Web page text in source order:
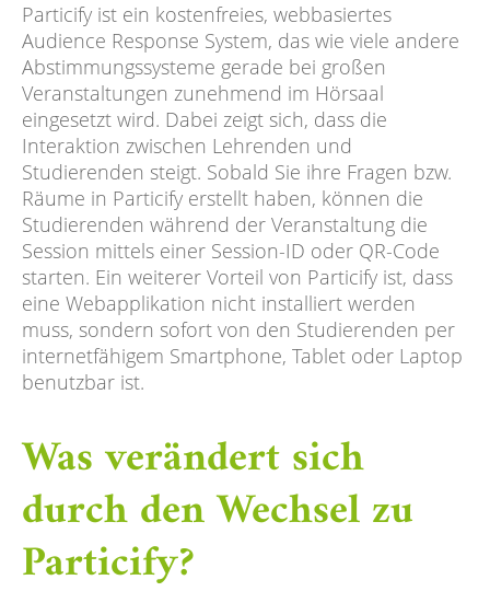
Particify ist ein kostenfreies, webbasiertes
Audience Response System, das wie viele andere
Abstimmungssysteme gerade bei großen
Veranstaltungen zunehmend im Hörsaal
eingesetzt wird. Dabei zeigt sich, dass die
Interaktion zwischen Lehrenden und
Studierenden steigt. Sobald Sie ihre Fragen bzw.
Räume in Particify erstellt haben, können die
Studierenden während der Veranstaltung die
Session mittels einer Session-ID oder QR-Code
starten. Ein weiterer Vorteil von Particify ist, dass
eine Webapplikation nicht installiert werden
muss, sondern sofort von den Studierenden per
internetfähigem Smartphone, Tablet oder Laptop
benutzbar ist.
Was verändert sich
durch den Wechsel zu
Particify?